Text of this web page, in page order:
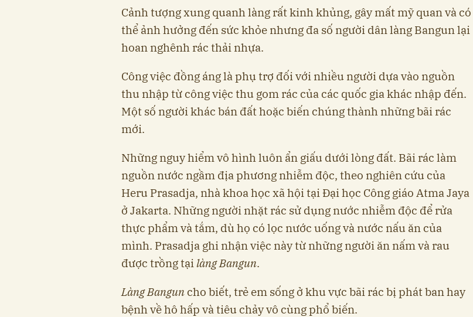
Cảnh tượng xung quanh làng rất kinh khủng, gây mất mỹ quan và có
thể ảnh hưởng đến sức khỏe nhưng đa số người dân làng Bangun lại
hoan nghênh rác thải nhựa.
Công việc đồng áng là phụ trợ đối với nhiều người dựa vào nguồn
thu nhập từ công việc thu gom rác của các quốc gia khác nhập đến.
Một số người khác bán đất hoặc biến chúng thành những bãi rác
mới.
Những nguy hiểm vô hình luôn ẩn giấu dưới lòng đất. Bãi rác làm
nguồn nước ngầm địa phương nhiễm độc, theo nghiên cứu của
Heru Prasadja, nhà khoa học xã hội tại Đại học Công giáo Atma Jaya
ở Jakarta. Những người nhặt rác sử dụng nước nhiễm độc để rửa
thực phẩm và tắm, dù họ có lọc nước uống và nước nấu ăn của
mình. Prasadja ghi nhận việc này từ những người ăn nấm và rau
được trồng tạilàng Bangun.
Làng Bangun cho biết, trẻ em sống ở khu vực bãi rác bị phát ban hay
bệnh về hô hấp và tiêu chảy vô cùng phổ biến.